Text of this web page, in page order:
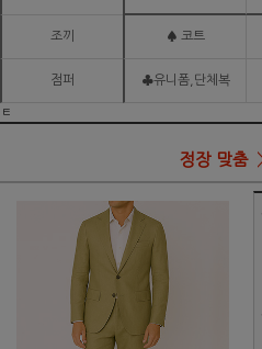
조끼 ♠ 코트
점퍼 ♣유니폼,단체복
ㅌ
정장 맞춤